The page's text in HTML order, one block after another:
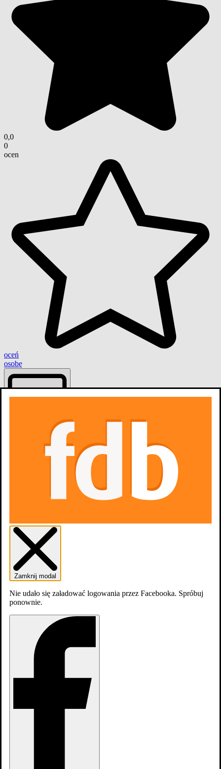
0,0
0
ocen
oceń
osobę
Filmografia
Zamknij modal
Nie udało się załadować logowania przez Facebooka. Spróbuj
ponownie.